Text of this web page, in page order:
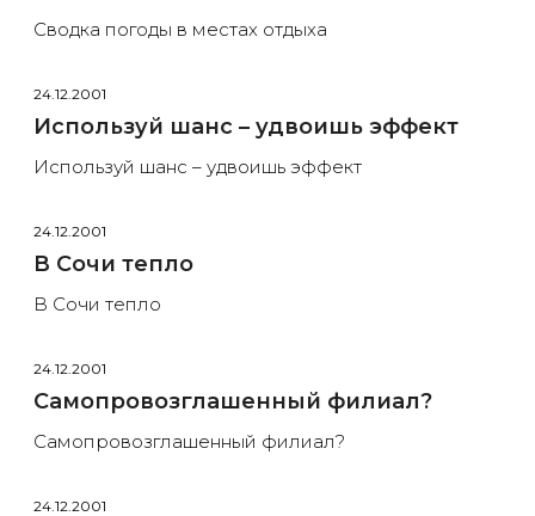
Сводка погоды в местах отдыха
24.12.2001
Используй шанс – удвоишь эффект
Используй шанс – удвоишь эффект
24.12.2001
В Сочи тепло
В Сочи тепло
24.12.2001
Самопровозглашенный филиал?
Самопровозглашенный филиал?
24.12.2001